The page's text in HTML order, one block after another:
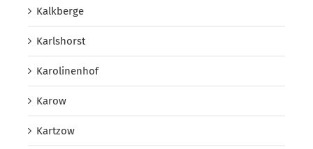
Kalkberge
Karlshorst
Karolinenhof
Karow
Kartzow